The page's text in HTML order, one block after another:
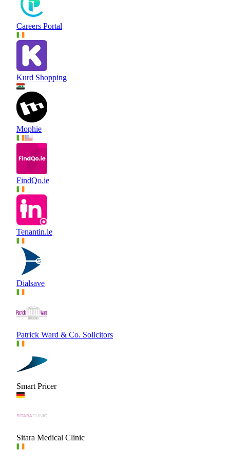
Careers Portal
Kurd Shopping
Mophie
FindQo.ie
Tenantin.ie
Dialsave
Patrick Ward & Co. Solicitors
Smart Pricer
Sitara Medical Clinic